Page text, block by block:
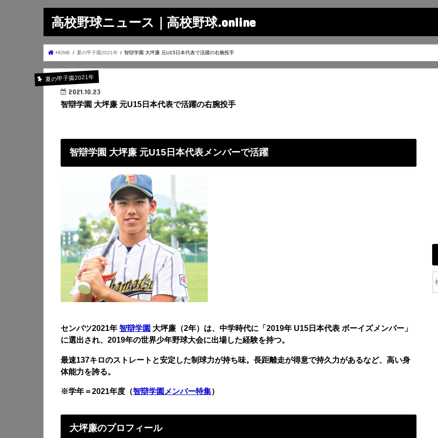
高校野球ニュース｜高校野球.online
HOME 夏の甲子園2021年 智辯学園 大坪廉 元U15日本代表で活躍の右腕投手
夏の甲子園2021年
2021.10.23
智辯学園 大坪廉 元U15日本代表で活躍の右腕投手
智辯学園 大坪廉 元U15日本代表メンバーで活躍
センバツ2021年 智辯学園 大坪廉（2年）は、中学時代に「2019年 U15日本代表 ボーイズメンバー」
に選出され、2019年の世界少年野球大会に出場した経験を持つ。
最速137キロのストレートと安定した制球力が持ち味。長距離走が得意で持久力があるなど、高い身
体能力を誇る。
※学年＝2021年度（智辯学園メンバー特集）
大坪廉のプロフィール